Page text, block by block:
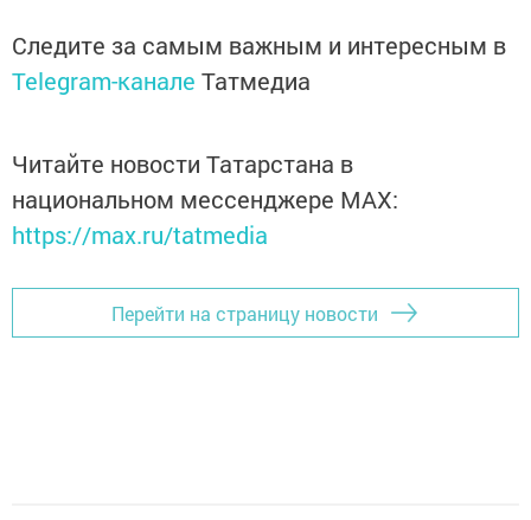
Следите за самым важным и интересным в
Telegram-канале Татмедиа
Читайте новости Татарстана в
национальном мессенджере MАХ:
https://max.ru/tatmedia
Перейти на страницу новости